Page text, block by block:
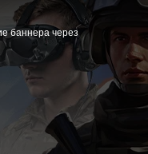
баннера через